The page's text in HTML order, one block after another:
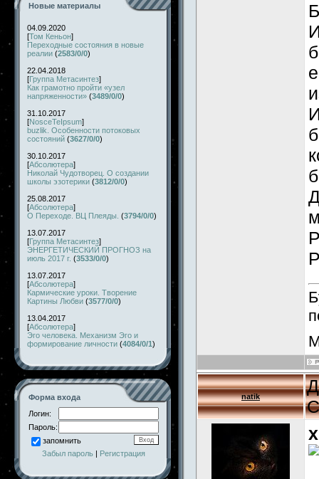
Новые материалы
04.09.2020
[Том Кеньон]
Переходные состояния в новые
реалии (2583/0/0)
22.04.2018
[Группа Метасинтез]
Как грамотно пройти «узел
напряженности» (3489/0/0)
31.10.2017
[NosceTeIpsum]
buzlik. Особенности потоковых
состояний (3627/0/0)
30.10.2017
[Абсолютера]
Николай Чудотворец. О создании
школы эзотерики (3812/0/0)
25.08.2017
[Абсолютера]
О Переходе. ВЦ Плеяды. (3794/0/0)
13.07.2017
[Группа Метасинтез]
ЭНЕРГЕТИЧЕСКИЙ ПРОГНОЗ на
июль 2017 г. (3533/0/0)
13.07.2017
[Абсолютера]
Кармические уроки. Творение
Картины Любви (3577/0/0)
13.04.2017
[Абсолютера]
Эго человека. Механизм Эго и
формирование личности (4084/0/1)
Форма входа
Логин:
Пароль:
запомнить
Забыл пароль | Регистрация
natik